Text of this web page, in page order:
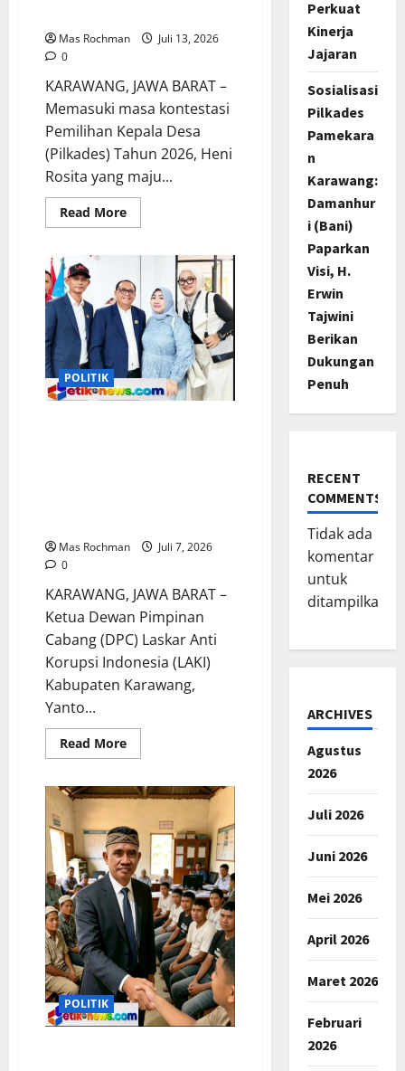
Mas Rochman
Juli 13, 2026
0
KARAWANG, JAWA BARAT –
Memasuki masa kontestasi
Pemilihan Kepala Desa
(Pilkades) Tahun 2026, Heni
Rosita yang maju...
Read MoreRead
more
Pilkades
2026,
Heni
Rosita
Sosialisasikan
Visi
Misi
Wujudkan
Desa
Mekarasih
Maju
Dan
POLITIK
Mas Rochman
Juli 7, 2026
0
KARAWANG, JAWA BARAT –
Ketua Dewan Pimpinan
Cabang (DPC) Laskar Anti
Korupsi Indonesia (LAKI)
Kabupaten Karawang,
Yanto...
Read MoreRead
more
LAKI
2026:
Yanto
Panji
Ketua
DPC
LAKI
Karawang
Sebut
Momentum
Strategis
Wujudkan
Indonesia
Emas
Bebas
Korupsi
POLITIK
Perkuat
Kinerja
Jajaran
Sosialisasi
Pilkades
Pamekara
n
Karawang:
Damanhur
i (Bani)
Paparkan
Visi, H.
Erwin
Tajwini
Berikan
Dukungan
Penuh
RECENT
COMMENTS
Tidak ada
komentar
untuk
ditampilkan.
ARCHIVES
Agustus
2026
Juli 2026
Juni 2026
Mei 2026
April 2026
Maret 2026
Februari
2026